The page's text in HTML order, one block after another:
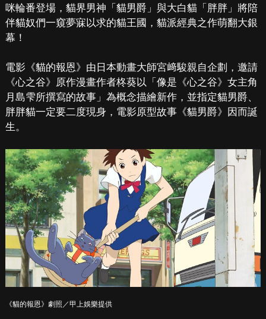
咪輪番登場，貓界男神「貓男爵」與大白貓「胖胖」將陪
伴貓奴們一窺夢寐以求的貓王國，貓派經典之作萌翻大銀
幕！
電影《貓的報恩》由日本動畫大師宮﨑駿親自企劃，邀請
《心之谷》原作漫畫作者柊葵以「像是《心之谷》女主角
月島雫所撰寫的故事」為概念描繪新作，並指定貓男爵、
胖胖貓一定要二度現身，電影原型故事《貓男爵》因而誕
生。
《貓的報恩》劇照／甲上娛樂提供